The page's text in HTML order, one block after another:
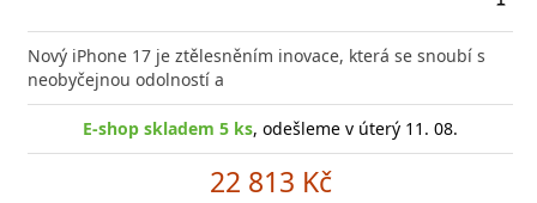
Nový iPhone 17 je ztělesněním inovace, která se snoubí s
neobyčejnou odolností a
E-shop skladem 5 ks, odešleme v úterý 11. 08.
22 813 Kč